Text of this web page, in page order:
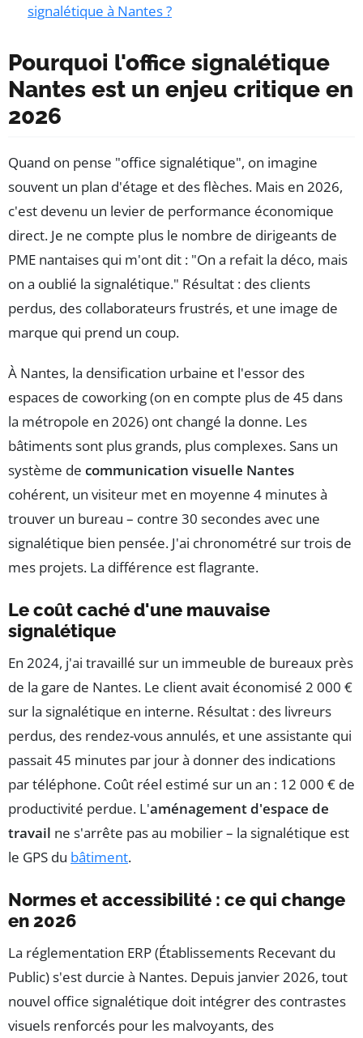
signalétique à Nantes ?
Pourquoi l'office signalétique
Nantes est un enjeu critique en
2026
Quand on pense "office signalétique", on imagine
souvent un plan d'étage et des flèches. Mais en 2026,
c'est devenu un levier de performance économique
direct. Je ne compte plus le nombre de dirigeants de
PME nantaises qui m'ont dit : "On a refait la déco, mais
on a oublié la signalétique." Résultat : des clients
perdus, des collaborateurs frustrés, et une image de
marque qui prend un coup.
À Nantes, la densification urbaine et l'essor des
espaces de coworking (on en compte plus de 45 dans
la métropole en 2026) ont changé la donne. Les
bâtiments sont plus grands, plus complexes. Sans un
système de communication visuelle Nantes
cohérent, un visiteur met en moyenne 4 minutes à
trouver un bureau – contre 30 secondes avec une
signalétique bien pensée. J'ai chronométré sur trois de
mes projets. La différence est flagrante.
Le coût caché d'une mauvaise
signalétique
En 2024, j'ai travaillé sur un immeuble de bureaux près
de la gare de Nantes. Le client avait économisé 2 000 €
sur la signalétique en interne. Résultat : des livreurs
perdus, des rendez-vous annulés, et une assistante qui
passait 45 minutes par jour à donner des indications
par téléphone. Coût réel estimé sur un an : 12 000 € de
productivité perdue. L'aménagement d'espace de
travail ne s'arrête pas au mobilier – la signalétique est
le GPS du bâtiment.
Normes et accessibilité : ce qui change
en 2026
La réglementation ERP (Établissements Recevant du
Public) s'est durcie à Nantes. Depuis janvier 2026, tout
nouvel office signalétique doit intégrer des contrastes
visuels renforcés pour les malvoyants, des